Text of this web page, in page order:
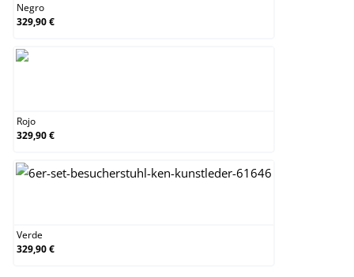
Negro
329,90 €
Rojo
329,90 €
Verde
329,90 €